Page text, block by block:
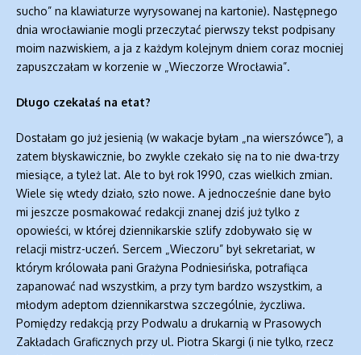
sucho” na klawiaturze wyrysowanej na kartonie). Następnego
dnia wrocławianie mogli przeczytać pierwszy tekst podpisany
moim nazwiskiem, a ja z każdym kolejnym dniem coraz mocniej
zapuszczałam w korzenie w „Wieczorze Wrocławia”.
Długo czekałaś na etat?
Dostałam go już jesienią (w wakacje byłam „na wierszówce”), a
zatem błyskawicznie, bo zwykle czekało się na to nie dwa-trzy
miesiące, a tyleż lat. Ale to był rok 1990, czas wielkich zmian.
Wiele się wtedy działo, szło nowe. A jednocześnie dane było
mi jeszcze posmakować redakcji znanej dziś już tylko z
opowieści, w której dziennikarskie szlify zdobywało się w
relacji mistrz-uczeń. Sercem „Wieczoru” był sekretariat, w
którym królowała pani Grażyna Podniesińska, potrafiąca
zapanować nad wszystkim, a przy tym bardzo wszystkim, a
młodym adeptom dziennikarstwa szczególnie, życzliwa.
Pomiędzy redakcją przy Podwalu a drukarnią w Prasowych
Zakładach Graficznych przy ul. Piotra Skargi (i nie tylko, rzecz